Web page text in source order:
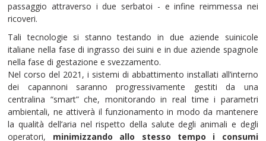
passaggio attraverso i due serbatoi - e infine reimmessa nei
ricoveri.
Tali tecnologie si stanno testando in due aziende suinicole
italiane nella fase di ingrasso dei suini e in due aziende spagnole
nella fase di gestazione e svezzamento.
Nel corso del 2021, i sistemi di abbattimento installati all’interno
dei capannoni saranno progressivamente gestiti da una
centralina “smart” che, monitorando in real time i parametri
ambientali, ne attiverà il funzionamento in modo da mantenere
la qualità dell’aria nel rispetto della salute degli animali e degli
operatori, minimizzando allo stesso tempo i consumi